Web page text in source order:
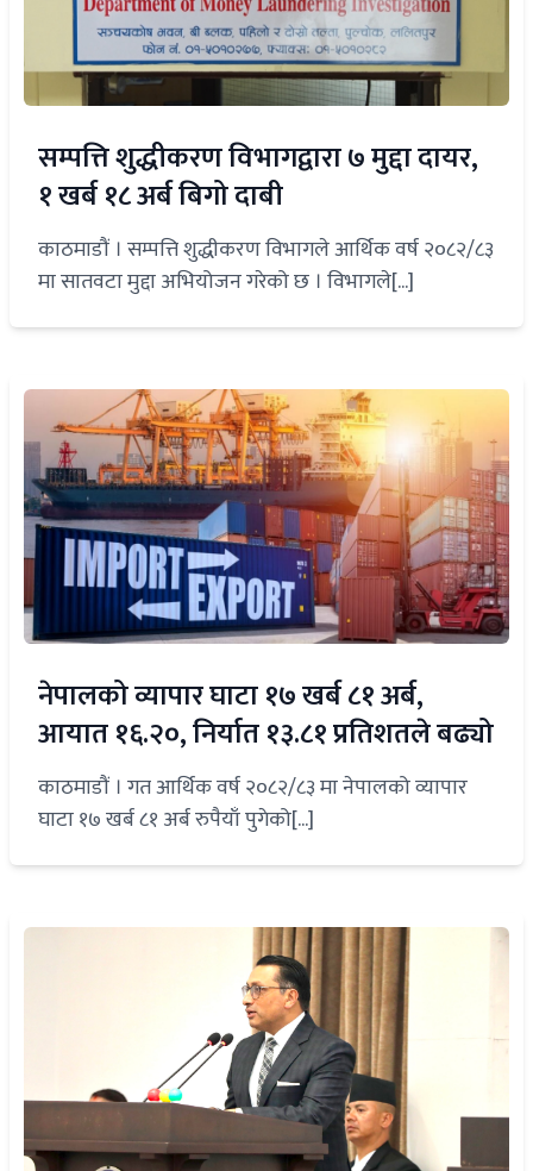
सम्पत्ति शुद्धीकरण विभागद्वारा ७ मुद्दा दायर,
१ खर्ब १८ अर्ब बिगो दाबी
काठमाडौं । सम्पत्ति शुद्धीकरण विभागले आर्थिक वर्ष २०८२/८३
मा सातवटा मुद्दा अभियोजन गरेको छ । विभागले[...]
नेपालको व्यापार घाटा १७ खर्ब ८१ अर्ब,
आयात १६.२०, निर्यात १३.८१ प्रतिशतले बढ्यो
काठमाडौं । गत आर्थिक वर्ष २०८२/८३ मा नेपालको व्यापार
घाटा १७ खर्ब ८१ अर्ब रुपैयाँ पुगेको[...]